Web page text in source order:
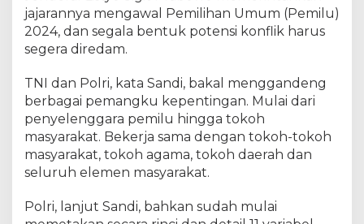
jajarannya mengawal Pemilihan Umum (Pemilu)
2024, dan segala bentuk potensi konflik harus
segera diredam.
TNI dan Polri, kata Sandi, bakal menggandeng
berbagai pemangku kepentingan. Mulai dari
penyelenggara pemilu hingga tokoh
masyarakat. Bekerja sama dengan tokoh-tokoh
masyarakat, tokoh agama, tokoh daerah dan
seluruh elemen masyarakat.
Polri, lanjut Sandi, bahkan sudah mulai